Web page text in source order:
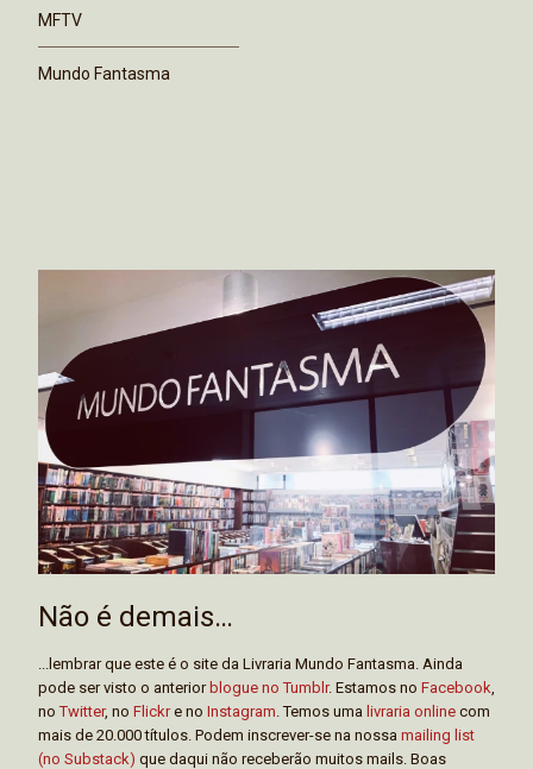
MFTV
Mundo Fantasma
Não é demais…
...lembrar que este é o site da Livraria Mundo Fantasma. Ainda
pode ser visto o anteriorblogue no Tumblr. Estamos no Facebook
noTwitter, no Flickre no Instagram . Temos uma livraria online com
mais de 20.000 títulos. Podem inscrever-se na nossa mailing list
(no Substack) que daqui não receberão muitos mails. Boas